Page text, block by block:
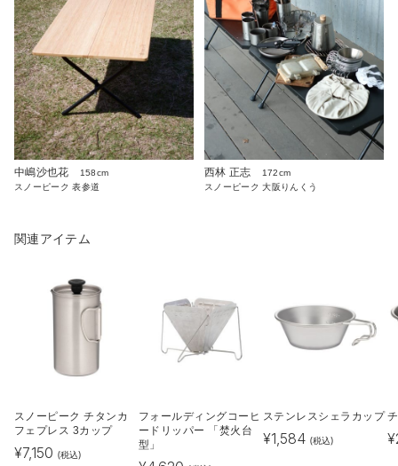
中嶋沙也花
158cm
スノーピーク 表参道
西林 正志
172cm
スノーピーク 大阪りんくう
関連アイテム
スノーピーク チタンカ
フェプレス 3カップ
¥7,150 (税込)
フォールディングコーヒ
ードリッパー 「焚火台
型」
ステンレスシェラカップ
¥1,584 (税込) ¥